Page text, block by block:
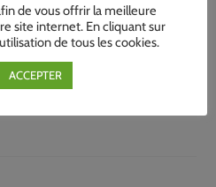
cet article
de vous offrir la meilleure
site internet. En cliquant sur
de tous les cookies.
ACCEPTER